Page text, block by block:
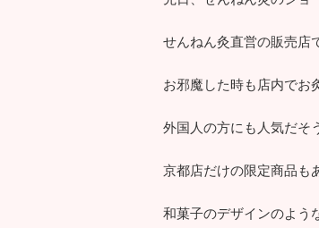
せんねん灸直営の販売店
お邪魔した時も店内でお
外国人の方にも人気だそ
京都店だけの限定商品も
和菓子のデザインのよう